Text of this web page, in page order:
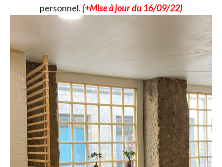
personnel.(+Mise à jour du 16/09/22)